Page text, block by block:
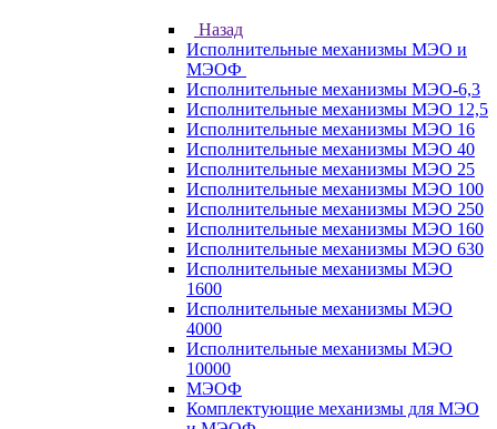
Назад
Исполнительные механизмы МЭО и
МЭОФ
Исполнительные механизмы МЭО-6,3
Исполнительные механизмы МЭО 12,5
Исполнительные механизмы МЭО 16
Исполнительные механизмы МЭО 40
Исполнительные механизмы МЭО 25
Исполнительные механизмы МЭО 100
Исполнительные механизмы МЭО 250
Исполнительные механизмы МЭО 160
Исполнительные механизмы МЭО 630
Исполнительные механизмы МЭО
1600
Исполнительные механизмы МЭО
4000
Исполнительные механизмы МЭО
10000
МЭОФ
Комплектующие механизмы для МЭО